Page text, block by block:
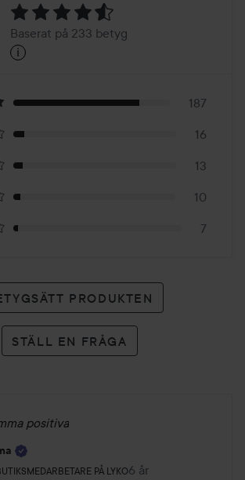
Baserat
Baserat på 233 betyg
i
187
16
13
10
7
PRODUKTEN
STÄLL EN FRÅGA
positiva
PÅ LYKO
roll: Butiksmedarbetare på Lyko.
6 år
Inlägget skapades 6